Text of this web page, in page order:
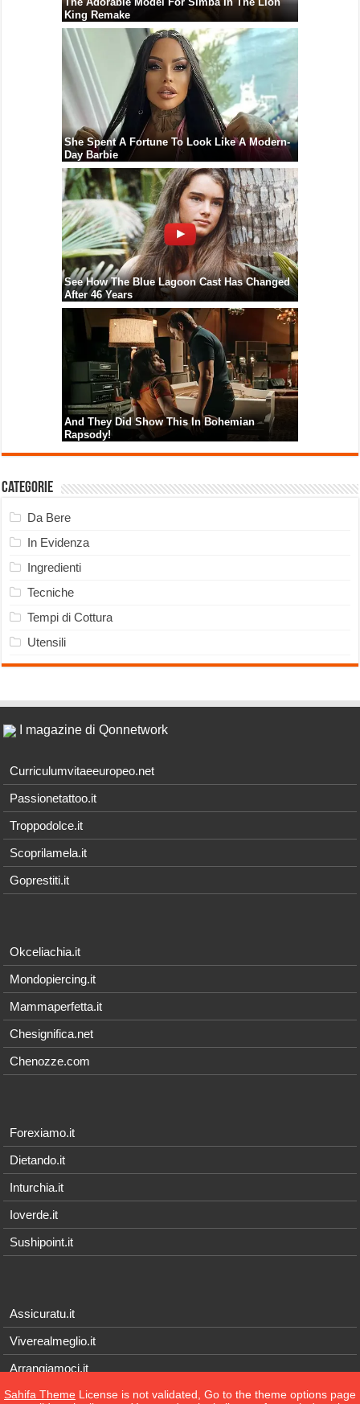
Categorie
Da Bere
In Evidenza
Ingredienti
Tecniche
Tempi di Cottura
Utensili
I magazine di Qonnetwork
Curriculumvitaeeuropeo.net
Passionetattoo.it
Troppodolce.it
Scoprilamela.it
Goprestiti.it
Okceliachia.it
Mondopiercing.it
Mammaperfetta.it
Chesignifica.net
Chenozze.com
Forexiamo.it
Dietando.it
Inturchia.it
Ioverde.it
Sushipoint.it
Assicuratu.it
Viverealmeglio.it
Arrangiamoci.it
Tecnichef.it
Sahifa Theme License is not validated, Go to the theme options page